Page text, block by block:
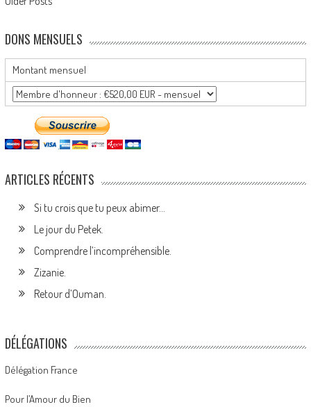
navigation
DONS MENSUELS
Montant mensuel
ARTICLES RÉCENTS
Si tu crois que tu peux abimer…
Le jour du Petek.
Comprendre l’incompréhensible.
Zizanie.
Retour d’Ouman.
DÉLÉGATIONS
Délégation France
Pour l’Amour du Bien